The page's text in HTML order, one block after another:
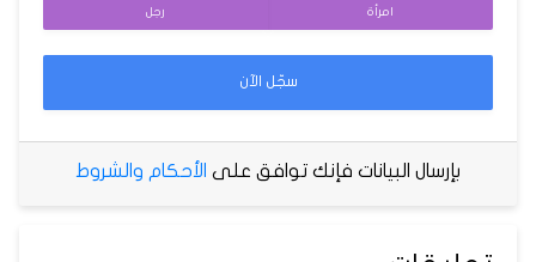
امرأة رجل
سجّل الآن
بإرسال البيانات فإنك توافق على الأحكام والشروط